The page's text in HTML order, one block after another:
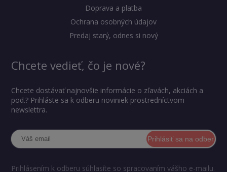
Doprava a platba
Ochrana osobných údajov
Predaj starý, odnes si nový
Chcete vedieť, čo je nové?
Chcete dostávať najnovšie informácie o zľavách, akciách a
pod.? Prihláste sa k odberu noviniek prostredníctvom
newslettra.
Prihlásiť sa na odber
Prihlásením k odberu súhlasíte so spracovaním vášho e-mailu.